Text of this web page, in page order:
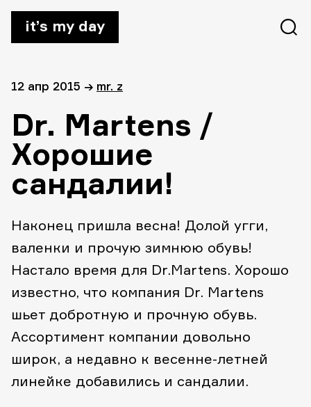
it’s my day
12 апр 2015 → mr. z
Dr. Martens /
Хорошие
сандалии!
Наконец пришла весна! Долой угги,
валенки и прочую зимнюю обувь!
Настало время для Dr.Martens. Хорошо
известно, что компания Dr. Martens
шьет добротную и прочную обувь.
Ассортимент компании довольно
широк, а недавно к весенне-летней
линейке добавились и сандалии.